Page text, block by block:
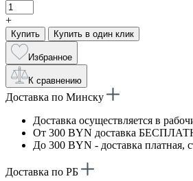
+
Купить Купить в один клик
Избранное
К сравнению
Доставка по Минску
Доставка осуществляется в
От 300 BYN доставка
До 300 BYN - доставка платная,
Доставка по РБ